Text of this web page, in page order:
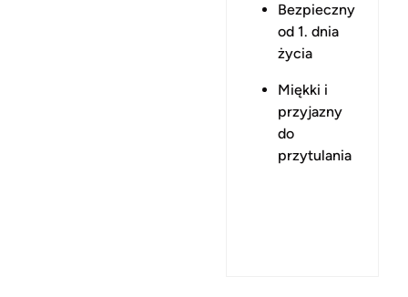
Bezpieczny
od 1. dnia
życia
Miękki i
przyjazny
do
przytulania